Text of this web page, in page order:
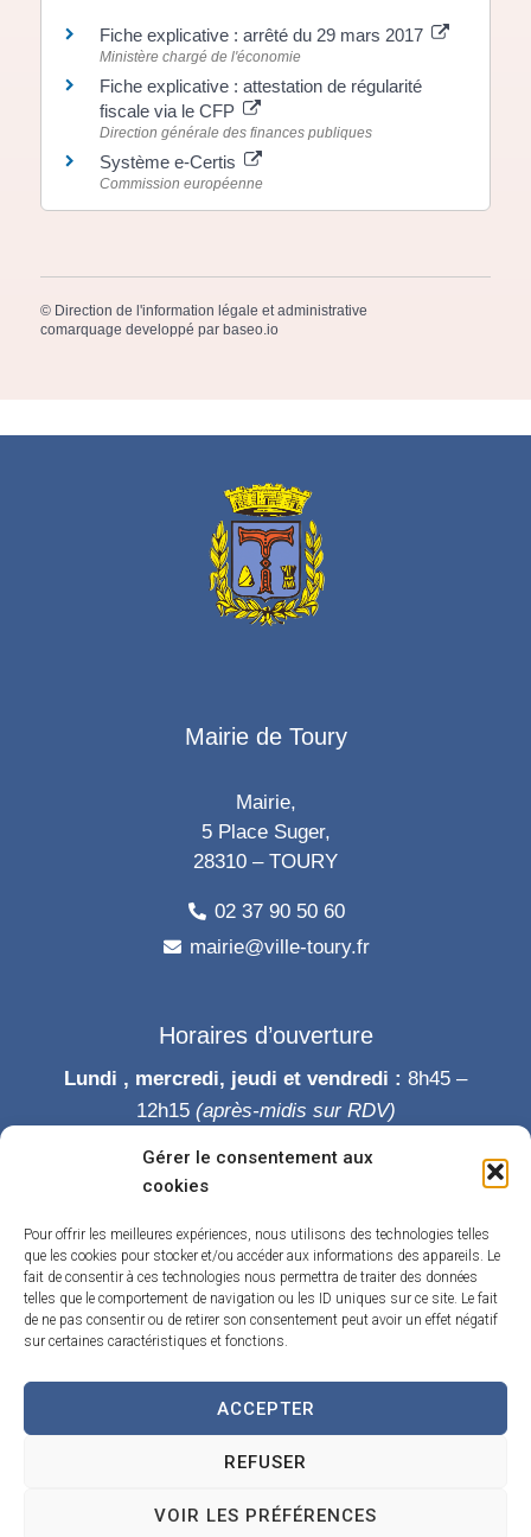
Gérer le consentement aux
cookies
Pour offrir les meilleures expériences, nous utilisons des technologies telles
que les cookies pour stocker et/ou accéder aux informations des appareils. Le
fait de consentir à ces technologies nous permettra de traiter des données
telles que le comportement de navigation ou les ID uniques sur ce site. Le fait
de ne pas consentir ou de retirer son consentement peut avoir un effet négatif
sur certaines caractéristiques et fonctions.
ACCEPTER
REFUSER
VOIR LES PRÉFÉRENCES
Fiche explicative : arrêté du 29 mars 2017
Ministère chargé de l'économie
Fiche explicative : attestation de régularité
fiscale via le CFP
Direction générale des finances publiques
Système e-Certis
Commission européenne
© Direction de l'information légale et administrative
comarquage developpé par baseo.io
Mairie de Toury
Mairie,
5 Place Suger,
28310 – TOURY
02 37 90 50 60
mairie@ville-toury.fr
Horaires d’ouverture
Lundi , mercredi, jeudi et vendredi : 8h45 –
12h15 (après-midis sur RDV)
Accessibilité Contact
Traitement de données personnelles
Plan du site